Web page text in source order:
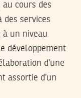
cours des
des services
à un niveau
développement
d’une
assortie d’un